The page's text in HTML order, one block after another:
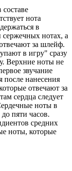
нота
в
нотах, а
за шлейф.
в игру" сразу
Верхние ноты не
звучание
после нанесения
отвечают за
сердца следует
ноты в
пяти часов.
средних
ноты, которые